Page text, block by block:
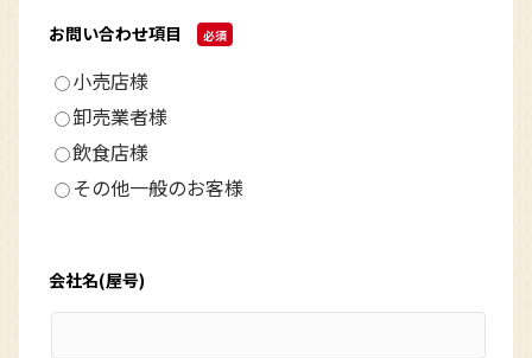
お問い合わせ項目 必須
小売店様
卸売業者様
飲食店様
その他一般のお客様
会社名(屋号)